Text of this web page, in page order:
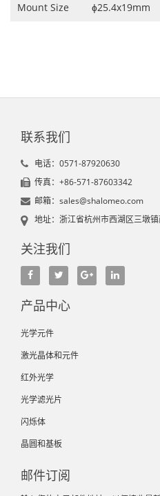
Mount Size ɸ25.4x19mm
联系我们
电话：0571-87920630
传真：+86-571-87603342
邮箱：sales@shalomeo.com
地址：浙江省杭州市西湖区三墩
关注我们
产品中心
光学元件
激光晶体和元件
红外光学
光学滤光片
闪烁体
晶圆和基板
邮件订阅